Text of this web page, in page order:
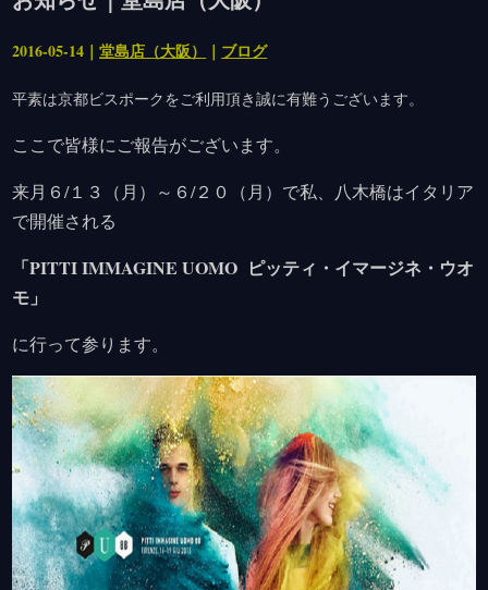
2016-05-14｜堂島店（大阪） ｜ ブログ
平素は京都ビスポークをご利用頂き誠に有難うございます。
ここで皆様にご報告がございます。
来月６/１３（月）～６/２０（月）で私、八木橋はイタリア
で開催される
「PITTI IMMAGINE UOMO ピッティ・イマージネ・ウオ
モ」
に行って参ります。